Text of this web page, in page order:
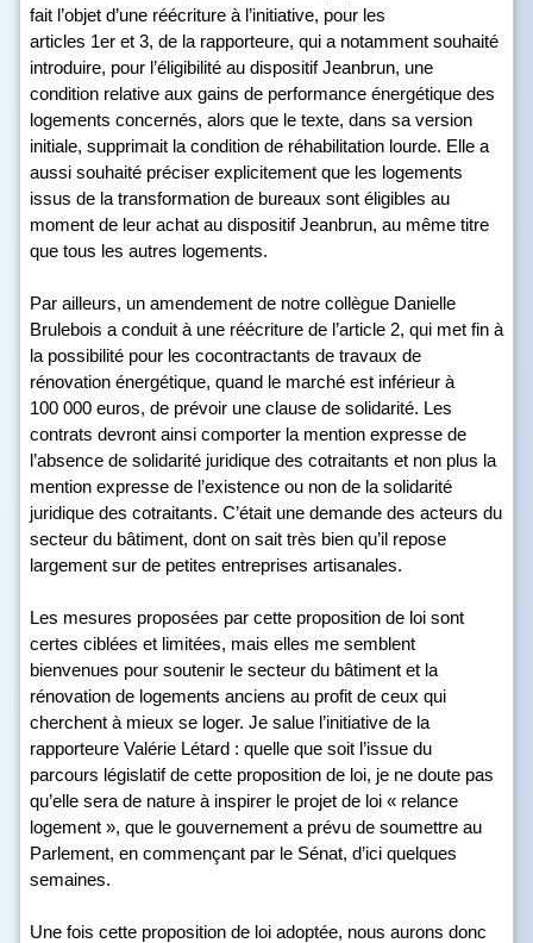
fait l’objet d’une réécriture à l’initiative, pour les
articles 1er et 3, de la rapporteure, qui a notamment souhaité
introduire, pour l’éligibilité au dispositif Jeanbrun, une
condition relative aux gains de performance énergétique des
logements concernés, alors que le texte, dans sa version
initiale, supprimait la condition de réhabilitation lourde. Elle a
aussi souhaité préciser explicitement que les logements
issus de la transformation de bureaux sont éligibles au
moment de leur achat au dispositif Jeanbrun, au même titre
que tous les autres logements.
Par ailleurs, un amendement de notre collègue Danielle
Brulebois a conduit à une réécriture de l’article 2, qui met fin à
la possibilité pour les cocontractants de travaux de
rénovation énergétique, quand le marché est inférieur à
100 000 euros, de prévoir une clause de solidarité. Les
contrats devront ainsi comporter la mention expresse de
l’absence de solidarité juridique des cotraitants et non plus la
mention expresse de l’existence ou non de la solidarité
juridique des cotraitants. C’était une demande des acteurs du
secteur du bâtiment, dont on sait très bien qu’il repose
largement sur de petites entreprises artisanales.
Les mesures proposées par cette proposition de loi sont
certes ciblées et limitées, mais elles me semblent
bienvenues pour soutenir le secteur du bâtiment et la
rénovation de logements anciens au profit de ceux qui
cherchent à mieux se loger. Je salue l’initiative de la
rapporteure Valérie Létard : quelle que soit l’issue du
parcours législatif de cette proposition de loi, je ne doute pas
qu’elle sera de nature à inspirer le projet de loi « relance
logement », que le gouvernement a prévu de soumettre au
Parlement, en commençant par le Sénat, d’ici quelques
semaines.
Une fois cette proposition de loi adoptée, nous aurons donc